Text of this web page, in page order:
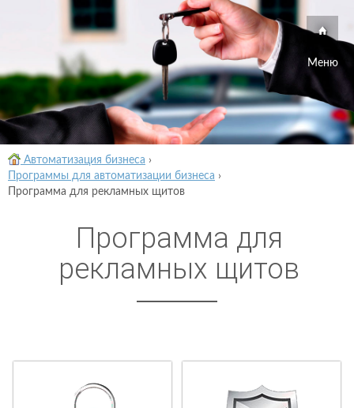
Меню
Автоматизация бизнеса ›
Программы для автоматизации бизнеса ›
Программа для рекламных щитов
Программа для
рекламных щитов